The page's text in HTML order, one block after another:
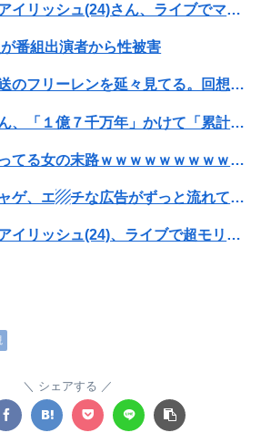
【画像】ビリー・アイリッシュ(24)さん、ライブでマンスジが見える衣装を着て炎上
番組出演者から性被害
子供がアベマで葬送のフリーレンを延々見てる。回想シーンばかりだけどこれは尺稼ぎなの？
【悲報】 恐竜さん、「１億７千万年」かけて「累計到達点ゼロ」と判明………
【悲報】風俗嬢やってる女の末路ｗｗｗｗｗｗｗｗｗｗｗ
ホロライブのソシャゲ、エ▨チな広告がずっと流れてくる
【画像】ビリー・アイリッシュ(24)、ライブで超モリマンスジを強調して炎上ｗｗｗｗｗｗｗｗ
の犬、19歳で死去
斎藤、求刑7年で逝く。実刑確実か
シェアする